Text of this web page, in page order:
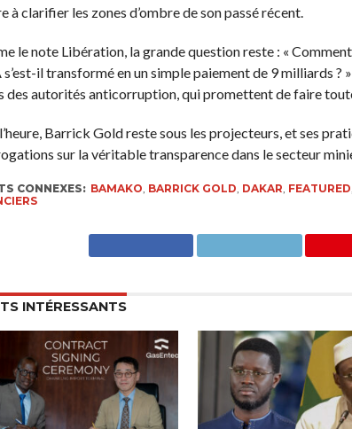
à clarifier les zones d’ombre de son passé récent.
le note Libération, la grande question reste : «
s’est-il transformé en un simple paiement de 9 milliards
des autorités anticorruption, qui promettent de faire
Barrick Gold reste sous les projecteurs, et ses
sur la véritable transparence dans le secteur
CONNEXES: BAMAKO BARRICK GOLD DAKAR FEATURED
INTÉRESSANTS